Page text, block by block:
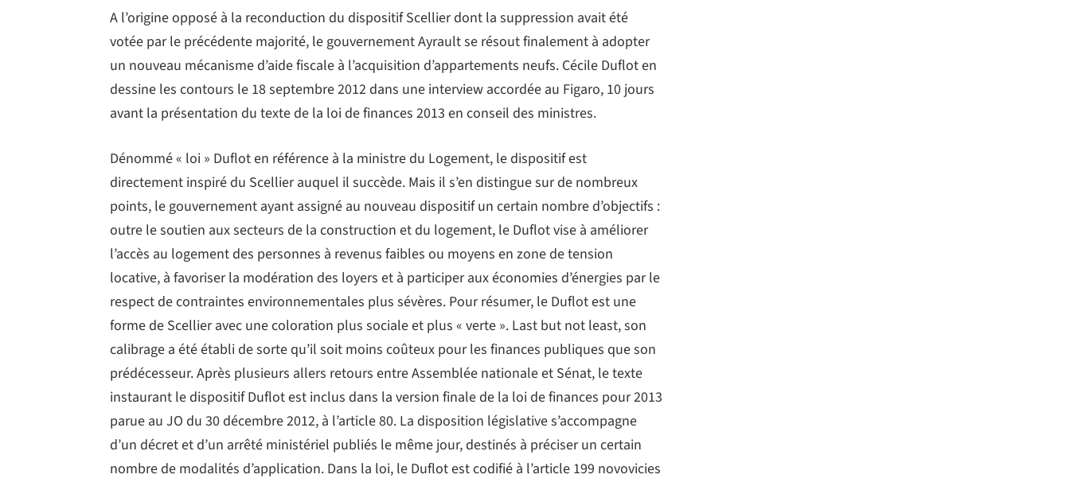
A l’origine opposé à la reconduction du dispositif Scellier dont la suppression avait été
votée par le précédente majorité, le gouvernement Ayrault se résout finalement à adopter
un nouveau mécanisme d’aide fiscale à l’acquisition d’appartements neufs. Cécile Duflot en
dessine les contours le 18 septembre 2012 dans une interview accordée au Figaro, 10 jours
avant la présentation du texte de la loi de finances 2013 en conseil des ministres.
Dénommé « loi » Duflot en référence à la ministre du Logement, le dispositif est
directement inspiré du Scellier auquel il succède. Mais il s’en distingue sur de nombreux
points, le gouvernement ayant assigné au nouveau dispositif un certain nombre d’objectifs :
outre le soutien aux secteurs de la construction et du logement, le Duflot vise à améliorer
l’accès au logement des personnes à revenus faibles ou moyens en zone de tension
locative, à favoriser la modération des loyers et à participer aux économies d’énergies par le
respect de contraintes environnementales plus sévères. Pour résumer, le Duflot est une
forme de Scellier avec une coloration plus sociale et plus « verte ». Last but not least, son
calibrage a été établi de sorte qu’il soit moins coûteux pour les finances publiques que son
prédécesseur. Après plusieurs allers retours entre Assemblée nationale et Sénat, le texte
instaurant le dispositif Duflot est inclus dans la version finale de la loi de finances pour 2013
parue au JO du 30 décembre 2012, à l’article 80. La disposition législative s’accompagne
d’un décret et d’un arrêté ministériel publiés le même jour, destinés à préciser un certain
nombre de modalités d’application. Dans la loi, le Duflot est codifié à l’article 199 novovicies